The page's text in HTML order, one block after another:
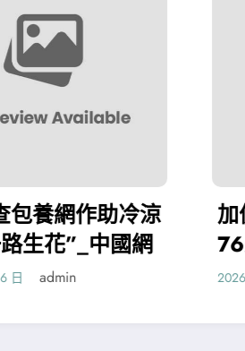
加億嵐工廠直營入同盟
76人燃全城爭冠盼望 賓
州設立詹姆斯日
2026 年 8 月 6 日